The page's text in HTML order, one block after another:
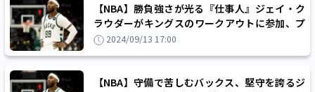
【NBA】勝負強さが光る『仕事人』ジェイ・ク
ラウダーがキングスのワークアウトに参加、プ
レーオフの経験をもたらす戦力に？
2024/09/13 17:00
【NBA】守備で苦しむバックス、堅守を誇るジ